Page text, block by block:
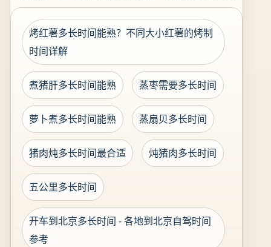
烤红薯多长时间能熟？不同大小红薯的烤制
时间详解
煮猪肝多长时间能熟 蒸枣需要多长时间
萝卜煮多长时间能熟 蒸扇贝多长时间
猪肉炖多长时间最合适 炖猪肉多长时间
五公里多长时间
开车到北京多长时间 - 各地到北京自驾时间
参考